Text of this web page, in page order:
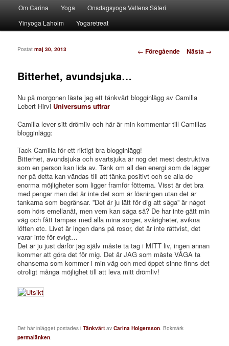
Ett leende är en smittsam gåva
HuvudmenyHoppa till huvudinnehåll
Hoppa till sekundärt innehåll
Om Carina Yoga
Onsdagsyoga Vallens Säteri
Yinyoga Laholm
Yogaretreat
Inläggsnavigering
← Föregående Nästa →
Bitterhet, avundsjuka…
Postatmaj 30, 2013
Nu på morgonen läste jag ett tänkvärt blogginlägg av Camilla
Lebert Hirvi Universums uttrar
Camilla lever sitt drömliv och här är min kommentar till Camillas
blogginlägg:
Tack Camilla för ett riktigt bra blogginlägg!
Bitterhet, avundsjuka och svartsjuka är nog det mest destruktiva
som en person kan lida av. Tänk om all den energi som de lägger
ner på detta kan vändas till att tänka positivt och se alla de
enorma möjligheter som ligger framför fötterna. Visst är det bra
med pengar men det är inte det som är lösningen utan det är
tankarna som begränsar. ”Det är ju lätt för dig att säga” är något
som hörs emellanåt, men vem kan säga så? De har inte gått min
väg och fått tampas med alla mina sorger, svårigheter, svikna
löften etc. Livet är ingen dans på rosor, det är inte rättvist, det
varar inte för evigt…
Det är ju just därför jag själv måste ta tag i MITT liv, ingen annan
kommer att göra det för mig. Det är JAG som måste VÅGA ta
chanserna som kommer i min väg och med öppet sinne finns det
otroligt många möjlighet till att leva mitt drömliv!
Det här inlägget postades iTänkvärt avCarina Holgersson . Bokmärk
permalänken